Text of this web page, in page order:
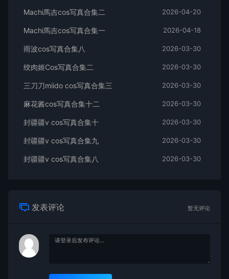
Machi馬吉cos写真合集二 2026-04-20
Machi馬吉cos写真合集一 2026-04-18
雨波cos写真合集八 2026-03-30
绞肉姬Cos写真合集二 2026-03-30
三刀刀miido cos写真合集三 2026-03-30
麻花酱cos写真合集十二 2026-03-30
封疆疆v cos写真合集十 2026-03-30
封疆疆v cos写真合集九 2026-03-30
封疆疆v cos写真合集八 2026-03-30
发表评论 暂无评论